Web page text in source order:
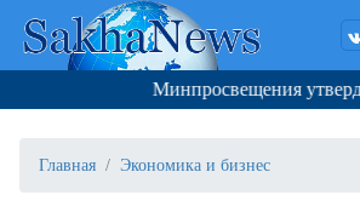
Минпросвещения
Главная Экономика и бизнес